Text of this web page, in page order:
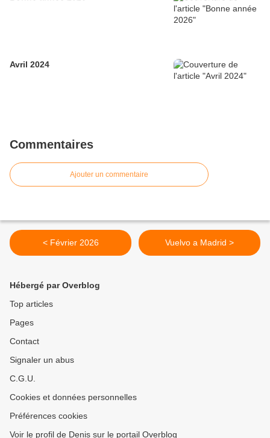
Avril 2024
Commentaires
Ajouter un commentaire
< Février 2026 Vuelvo a Madrid >
Hébergé par Overblog
Top articles
Pages
Contact
Signaler un abus
C.G.U.
Cookies et données personnelles
Préférences cookies
Voir le profil de Denis sur le portail Overblog